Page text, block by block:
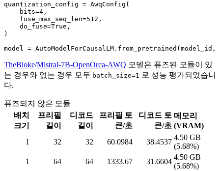
quantization_config = AwqConfig(
    bits=
4 ,
    fuse_max_seq_len=
512 ,
    do_fuse=
True ,
)
model =
TheBloke/Mistral-7B-OpenOrca-AWQ 모델은 퓨즈된 모듈이 있
는 경우와 없는 경우 모두 batch_size=1 로 성능 평가되었습니
다.
퓨즈되지 않은 모듈
배치
크기
프리필
길이
디코드
길이
프리필 토
큰/초
디코드 토
큰/초
메모리
(VRAM)
1
32 32 60.0984 38.4537
4.50 GB
(5.68%)
1
64 64 1333.67 31.6604
4.50 GB
(5.68%)